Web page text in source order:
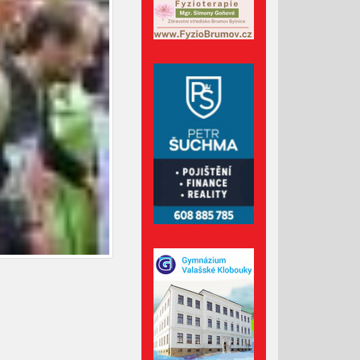
Valašska patří mezi nejlepší
dřevostavby Evropy
ve Valašských Kloboukách je
už hotová
Srpen 2026
Červen 2026
Květen 2026
Duben 2026
Březen 2026